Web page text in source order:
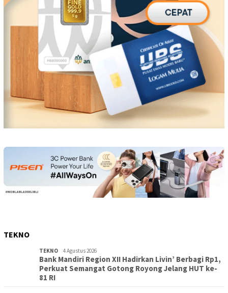
TEKNO
TEKNO 4 Agustus 2026
Bank Mandiri Region XII Hadirkan Livin’ Berbagi Rp1,
Perkuat Semangat Gotong Royong Jelang HUT ke-
81 RI